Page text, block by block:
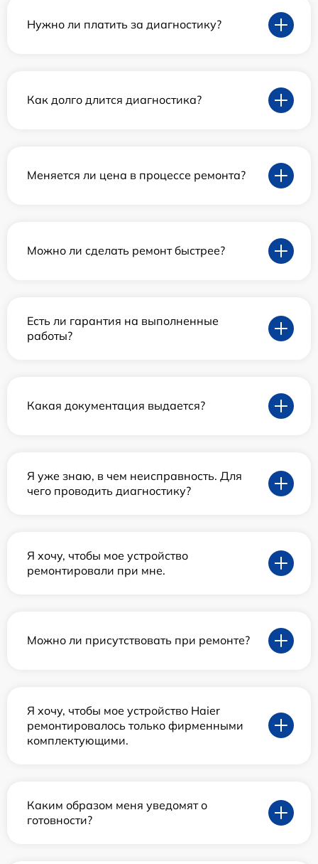
Нужно ли платить за диагностику?
Как долго длится диагностика?
Меняется ли цена в процессе ремонта?
Можно ли сделать ремонт быстрее?
Есть ли гарантия на выполненные
работы?
Какая документация выдается?
Я уже знаю, в чем неисправность. Для
чего проводить диагностику?
Я хочу, чтобы мое устройство
ремонтировали при мне.
Можно ли присутствовать при ремонте?
Я хочу, чтобы мое устройство Haier
ремонтировалось только фирменными
комплектующими.
Каким образом меня уведомят о
готовности?